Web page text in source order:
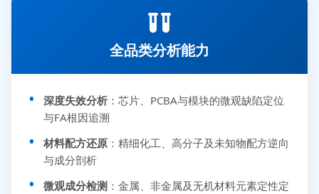
全品类分析能力
深度失效分析 ：芯片、PCBA与模块的微观缺陷定位
与FA根因追溯
材料配方还原 ：精细化工、高分子及未知物配方逆向
与成分剖析
微观成分检测 ：金属、非金属及无机材料元素定性定